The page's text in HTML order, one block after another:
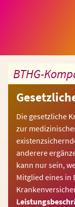
BTHG-
Die gesetzliche
zur
anderere
kann nur sein,
Mitglied eines in